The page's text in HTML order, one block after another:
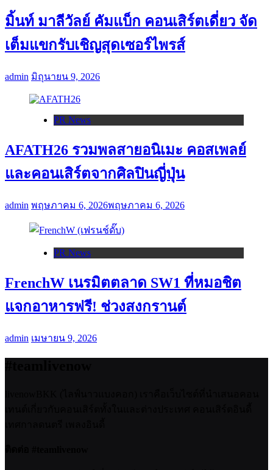
มิ้นท์ มาลีวัลย์ คัมแบ็ก คอนเสิร์ตเดี่ยว จัด
เต็มแขกรับเชิญสุดเซอร์ไพรส์
admin มิถุนายน 9, 2026
PR News
AFATH26 รวมพลสายอนิเมะ คอสเพลย์
และคอนเสิร์ตจากศิลปินญี่ปุ่น
admin พฤษภาคม 6, 2026พฤษภาคม 6, 2026
PR News
FrenchW เนรมิตตลาด SW1 ที่หมอชิต
แจกอาหารฟรี! ช่วงสงกรานต์
admin เมษายน 9, 2026